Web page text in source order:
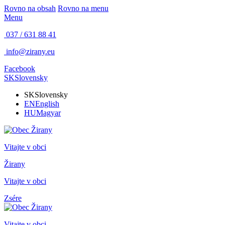
Rovno na obsah Rovno na menu
Menu
037 / 631 88 41
info@zirany.eu
Facebook
SKSlovensky
SKSlovensky
ENEnglish
HUMagyar
Vitajte v obci
Žirany
Vitajte v obci
Zsére